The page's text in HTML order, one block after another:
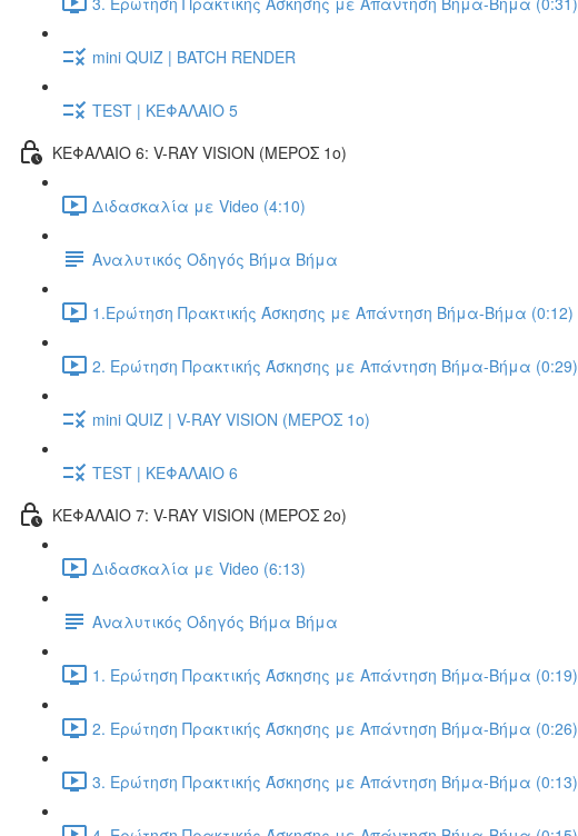
mini QUIZ | BATCH RENDER
TEST | ΚΕΦΑΛΑΙΟ 5
ΚΕΦΑΛΑΙΟ 6: V-RAY VISION (ΜΕΡΟΣ 1ο)
Διδασκαλία με Video (4:10)
Αναλυτικός Οδηγός Βήμα Βήμα
1.Ερώτηση Πρακτικής Άσκησης με Απάντηση Βήμα-Βήμα (0:12)
2. Ερώτηση Πρακτικής Άσκησης με Απάντηση Βήμα-Βήμα (0:29)
mini QUIZ | V-RAY VISION (ΜΕΡΟΣ 1ο)
TEST | ΚΕΦΑΛΑΙΟ 6
ΚΕΦΑΛΑΙΟ 7: V-RAY VISION (ΜΕΡΟΣ 2ο)
Διδασκαλία με Video (6:13)
Αναλυτικός Οδηγός Βήμα Βήμα
1. Ερώτηση Πρακτικής Άσκησης με Απάντηση Βήμα-Βήμα (0:19)
2. Ερώτηση Πρακτικής Άσκησης με Απάντηση Βήμα-Βήμα (0:26)
3. Ερώτηση Πρακτικής Άσκησης με Απάντηση Βήμα-Βήμα (0:13)